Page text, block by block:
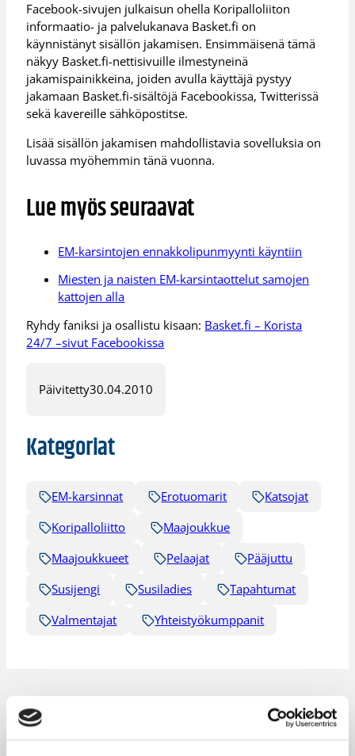
Facebook-sivujen julkaisun ohella Koripalloliiton
informaatio- ja palvelukanava Basket.fi on
käynnistänyt sisällön jakamisen. Ensimmäisenä tämä
näkyy Basket.fi-nettisivuille ilmestyneinä
jakamispainikkeina, joiden avulla käyttäjä pystyy
jakamaan Basket.fi-sisältöjä Facebookissa, Twitterissä
sekä kavereille sähköpostitse.
Lisää sisällön jakamisen mahdollistavia sovelluksia on
luvassa myöhemmin tänä vuonna.
Lue myös seuraavat
EM-karsintojen ennakkolipunmyynti käyntiin
Miesten ja naisten EM-karsintaottelut samojen
kattojen alla
Ryhdy faniksi ja osallistu kisaan: Basket.fi – Korista
24/7 –sivut Facebookissa
Päivitetty30.04.2010
Kategoriat
EM-karsinnat Erotuomarit
Katsojat
Koripalloliitto
Maajoukkue
Maajoukkueet
Pelaajat
Pääjuttu
Susijengi
Susiladies
Tapahtumat
Valmentajat
Yhteistyökumppanit
Katso myös